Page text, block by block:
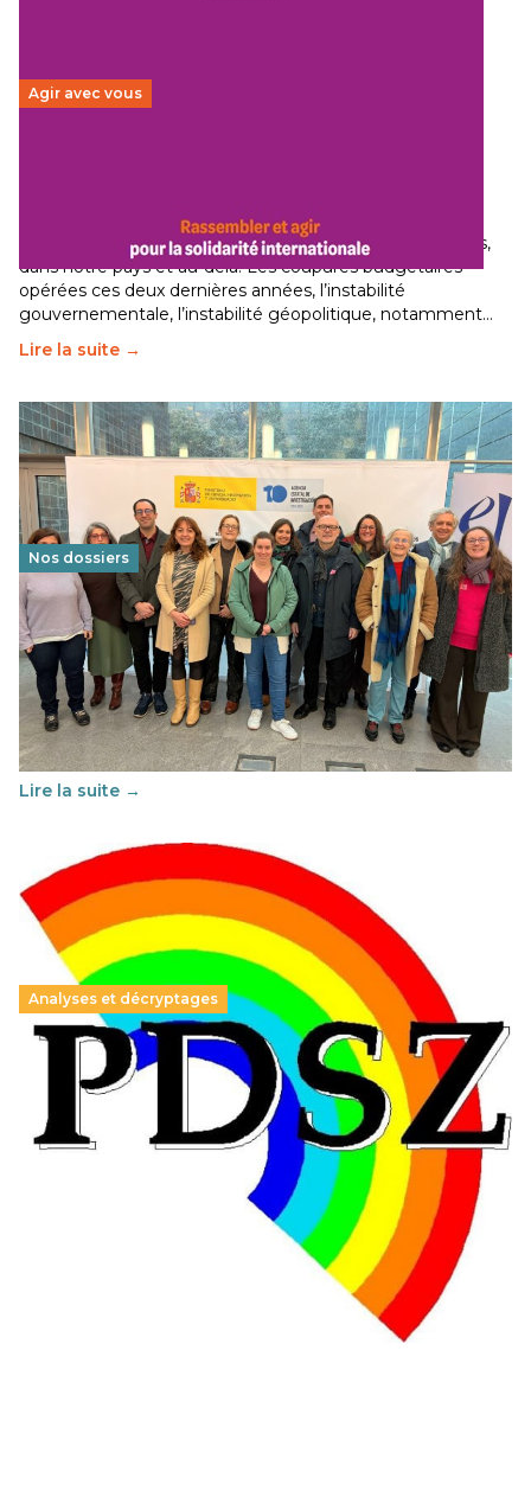
Agir avec vous
Le secteur humanitaire connaît des difficultés profondes,
dans notre pays et au-delà. Les coupures budgétaires
opérées ces deux dernières années, l’instabilité
gouvernementale, l’instabilité géopolitique, notamment…
Lire la suite →
Nos dossiers
Éducation au vivre-ensemble : un échange croisé
franco-espagnol pour changer d’approche
29 juin 2026-National
Cette année, l'UNSA Éducation a mené un projet Erasmus
soutenu par l'union Européenne et centré sur l'éducation
au vivre-ensemble : quelles différences entre la France…
Lire la suite →
Analyses et décryptages
Hongrie : du changement pour les politiques
éducatives, aussi !
25 juin 2026
En Hongrie, le conservateur Peter Magyar et son parti
Tisza "Respect et liberté" ont remporté une large victoire,
contre le premier ministre sortant, Viktor Orban,…